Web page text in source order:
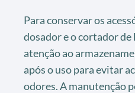
Para conservar os
dosador e o cortador de
atenção ao
após o uso para evitar
odores. A manutenção